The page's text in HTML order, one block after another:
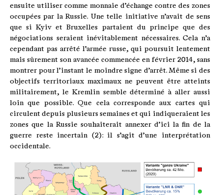
ensuite utiliser comme monnaie d’échange contre des zones
occupées par la Russie. Une telle initiative n’avait de sens
que si Kyiv et Bruxelles partaient du principe que des
négociations seraient inévitablement nécessaires. Cela n’a
cependant pas arrêté l’armée russe, qui poursuit lentement
mais sûrement son avancée commencée en février 2014, sans
montrer pour l’instant le moindre signe d’arrêt. Même si des
objectifs territoriaux maximaux ne peuvent être atteints
militairement, le Kremlin semble déterminé à aller aussi
loin que possible. Que cela corresponde aux cartes qui
circulent depuis plusieurs semaines et qui indiqueraient les
zones que la Russie souhaiterait annexer d’ici la fin de la
guerre reste incertain (2) : il s’agit d’une interprétation
occidentale.